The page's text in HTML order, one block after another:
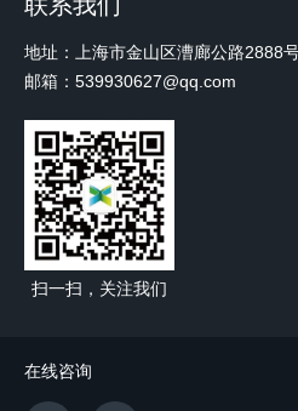
地址：上海市金山区漕廊公路2888
邮箱：539930627@qq.com
扫一扫，关注我们
在线咨询